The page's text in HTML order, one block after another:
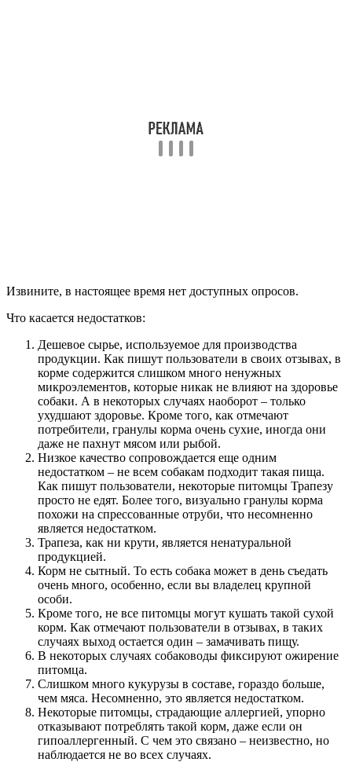
Извините, в настоящее время нет доступных опросов.
Что касается недостатков:
Дешевое сырье, используемое для производства
продукции. Как пишут пользователи в своих отзывах, в
корме содержится слишком много ненужных
микроэлементов, которые никак не влияют на здоровье
собаки. А в некоторых случаях наоборот – только
ухудшают здоровье. Кроме того, как отмечают
потребители, гранулы корма очень сухие, иногда они
даже не пахнут мясом или рыбой.
Низкое качество сопровождается еще одним
недостатком – не всем собакам подходит такая пища.
Как пишут пользователи, некоторые питомцы Трапезу
просто не едят. Более того, визуально гранулы корма
похожи на спрессованные отруби, что несомненно
является недостатком.
Трапеза, как ни крути, является ненатуральной
продукцией.
Корм не сытный. То есть собака может в день съедать
очень много, особенно, если вы владелец крупной
особи.
Кроме того, не все питомцы могут кушать такой сухой
корм. Как отмечают пользователи в отзывах, в таких
случаях выход остается один – замачивать пищу.
В некоторых случаях собаководы фиксируют ожирение
питомца.
Слишком много кукурузы в составе, гораздо больше,
чем мяса. Несомненно, это является недостатком.
Некоторые питомцы, страдающие аллергией, упорно
отказывают потреблять такой корм, даже если он
гипоаллергенный. С чем это связано – неизвестно, но
наблюдается не во всех случаях.